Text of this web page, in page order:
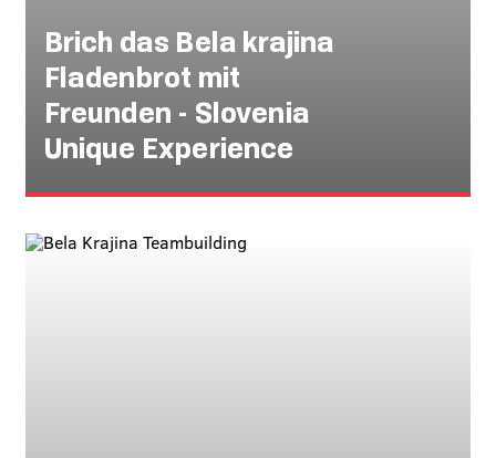
Brich das Bela krajina
Fladenbrot mit
Freunden - Slovenia
Unique Experience